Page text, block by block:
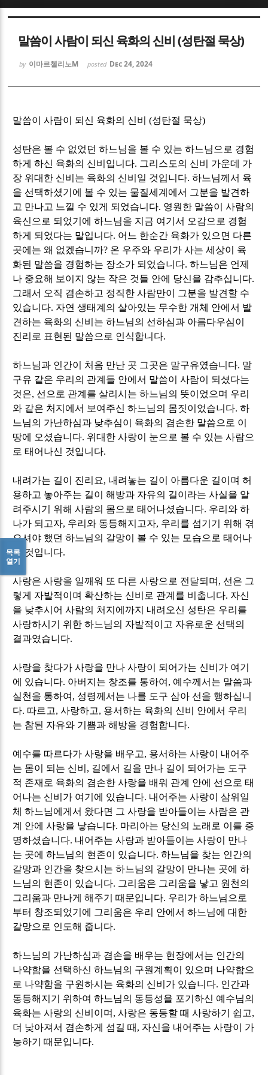
말씀이 사람이 되신 육화의 신비 (성탄절 묵상)
by 이마르첼리노M posted Dec 24, 2024
말씀이 사람이 되신 육화의 신비(성탄절 묵상)
성탄은 볼 수 없었던 하느님을 볼 수 있는 하느님으로 경험
하게 하신 육화의 신비입니다. 그리스도의 신비 가운데 가
장 위대한 신비는 육화의 신비일 것입니다.하느님께서 육
을 선택하셨기에 볼 수 있는 물질세계에서 그분을 발견하
고 만나고 느낄 수 있게 되었습니다. 영원한 말씀이 사람의
육신으로 되었기에 하느님을 지금 여기서 오감으로 경험
하게 되었다는 말입니다. 어느 한순간 육화가 있으면 다른
곳에는 왜 없겠습니까? 온 우주와 우리가 사는 세상이 육
화된 말씀을 경험하는 장소가 되었습니다.하느님은 언제
나 중요해 보이지 않는 작은 것들 안에 당신을 감추십니다.
그래서 오직 겸손하고 정직한 사람만이 그분을 발견할 수
있습니다. 자연 생태계의 살아있는 무수한 개체 안에서 발
견하는 육화의 신비는 하느님의 선하심과 아름다우심이
진리로 표현된 말씀으로 인식합니다.
하느님과 인간이 처음 만난 곳 그곳은 말구유였습니다. 말
구유 같은 우리의 관계들 안에서 말씀이 사람이 되셨다는
것은, 선으로 관계를 살리시는 하느님의 뜻이었으며 우리
와 같은 처지에서 보여주신 하느님의 몸짓이었습니다.하
느님의 가난하심과 낮추심이 육화의 겸손한 말씀으로 이
땅에 오셨습니다. 위대한 사랑이 눈으로 볼 수 있는 사람으
로 태어나신 것입니다.
내려가는 길이 진리요, 내려놓는 길이 아름다운 길이며 허
용하고 놓아주는 길이 해방과 자유의 길이라는 사실을 알
려주시기 위해 사람의 몸으로 태어나셨습니다. 우리와 하
나가 되고자, 우리와 동등해지고자, 우리를 섬기기 위해 겪
으셔야 했던 하느님의 갈망이 볼 수 있는 모습으로 태어나
신 것입니다.
사랑은 사랑을 일깨워 또 다른 사랑으로 전달되며 , 선은 그
렇게 자발적이며 확산하는 신비로 관계를 비춥니다. 자신
을 낮추시어 사람의 처지에까지 내려오신 성탄은 우리를
사랑하시기 위한 하느님의 자발적이고 자유로운 선택의
결과였습니다.
사랑을 찾다가 사랑을 만나 사랑이 되어가는 신비가 여기
에 있습니다. 아버지는 창조를 통하여 , 예수께서는 말씀과
실천을 통하여 , 성령께서는 나를 도구 삼아 선을 행하십니
다. 따르고,사랑하고, 용서하는 육화의 신비 안에서 우리
는 참된 자유와 기쁨과 해방을 경험합니다.
예수를 따르다가 사랑을 배우고, 용서하는 사랑이 내어주
는 몸이 되는 신비 , 길에서 길을 만나 길이 되어가는 도구
적 존재로 육화의 겸손한 사랑을 배워 관계 안에 선으로 태
어나는 신비가 여기에 있습니다. 내어주는 사랑이 삼위일
체 하느님에게서 왔다면 그 사랑을 받아들이는 사람은 관
계 안에 사랑을 낳습니다. 마리아는 당신의 노래로 이를 증
명하셨습니다. 내어주는 사랑과 받아들이는 사랑이 만나
는 곳에 하느님의 현존이 있습니다.하느님을 찾는 인간의
갈망과 인간을 찾으시는 하느님의 갈망이 만나는 곳에 하
느님의 현존이 있습니다. 그리움은 그리움을 낳고 원천의
그리움과 만나게 해주기 때문입니다. 우리가 하느님으로
부터 창조되었기에 그리움은 우리 안에서 하느님에 대한
갈망으로 인도해 줍니다.
하느님의 가난하심과 겸손을 배우는 현장에서는 인간의
나약함을 선택하신 하느님의 구원계획이 있으며 나약함으
로 나약함을 구원하시는 육화의 신비가 있습니다. 인간과
동등해지기 위하여 하느님의 동등성을 포기하신 예수님의
육화는 사랑의 신비이며 ,사랑은 동등할 때 사랑하기 쉽고,
더 낮아져서 겸손하게 섬길 때 , 자신을 내어주는 사랑이 가
능하기 때문입니다.
목록
열기
Sketchbook5, 스케치북5
Sketchbook5, 스케치북5
Sketchbook5, 스케치북5
Sketchbook5, 스케치북5